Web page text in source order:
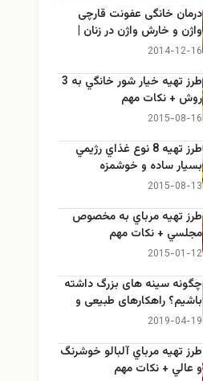
درمان خانگی عفونت قارچی
واژن و خارش واژن در زنان |
راهنمای کامل، ایمن و کاربردی
2014-12-16
طرز تهيه خیار شور خانگي به 3
روش + نكات مهم
2015-08-16
طرز تهيه 8 نوع غذاي رژيمي
بسيار ساده و خوشمزه
2015-08-13
طرز تهيه مرباي به مخصوص
مجلسي + نكات مهم
2015-01-12
چگونه سینه های بزرگ داشته
باشیم؟ راهکارهای طبیعی و
خانگی برای بزرگ کردن سینه
2019-04-19
طرز تهيه مرباي آلبالو خوشرنگ
و عالي + نكات مهم